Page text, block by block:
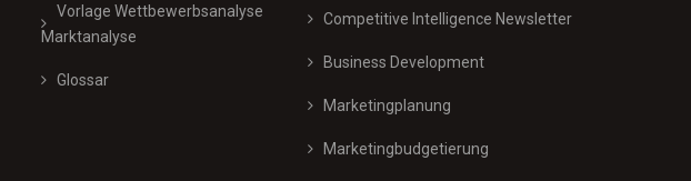
Vorlage Wettbewerbsanalyse
Marktanalyse
Glossar
Competitive Intelligence Newsletter
Business Development
Marketingplanung
Marketingbudgetierung